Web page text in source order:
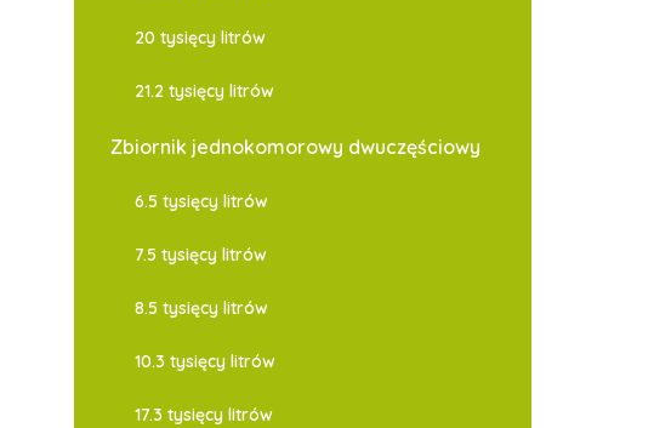
20 tysięcy litrów
21.2 tysięcy litrów
Zbiornik jednokomorowy dwuczęściowy
6.5 tysięcy litrów
7.5 tysięcy litrów
8.5 tysięcy litrów
10.3 tysięcy litrów
17.3 tysięcy litrów